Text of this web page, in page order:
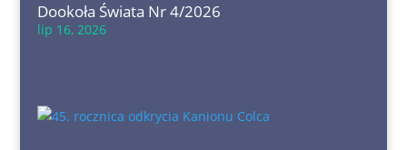
Dookoła Świata Nr 4/2026
lip 16, 2026